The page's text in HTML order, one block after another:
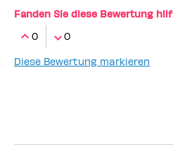
Fanden Sie diese Bewertung
0
0
Diese Bewertung markieren